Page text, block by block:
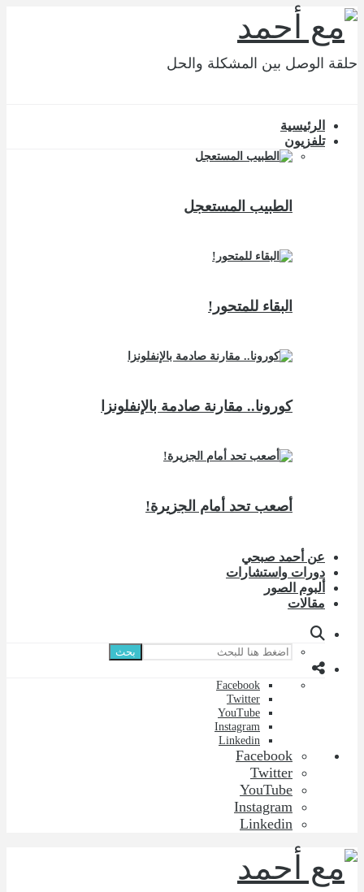
حلقة الوصل بين المشكلة والحل
الرئيسية
تلفزيون
الطبيب المستعجل
البقاء للمتحور!
كورونا.. مقارنة صادمة بالإنفلونزا
أصعب تحد أمام الجزيرة!
عن أحمد صبحي
دورات واستشارات
ألبوم الصور
مقالات
بحث
Facebook
Twitter
YouTube
Instagram
Linkedin
Facebook
Twitter
YouTube
Instagram
Linkedin